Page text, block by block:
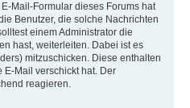
Mail-Formular dieses Forums hat
Benutzer, die solche Nachrichten
einem Administrator die
hast, weiterleiten. Dabei ist es
mitzuschicken. Diese enthalten
E-Mail verschickt hat. Der
reagieren.